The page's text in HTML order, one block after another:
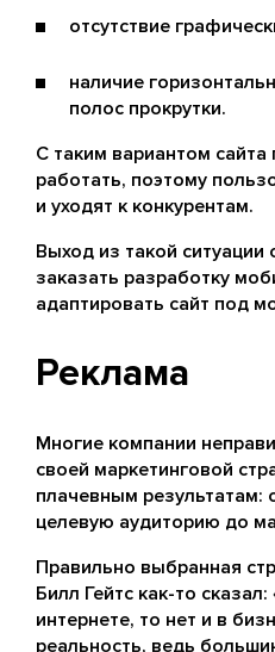
отсутствие
наличие
полос прокрутки.
С таким вариантом
работать, поэтому
и уходят к конкурентам.
Выход из такой ситуации
заказать разработку
адаптировать сайт под
Реклама
Многие компании
своей маркетинговой
плачевным результатам:
целевую аудиторию до
Правильно выбранная
Билл Гейтс как-то
интернете, то нет и в
реальность, ведь